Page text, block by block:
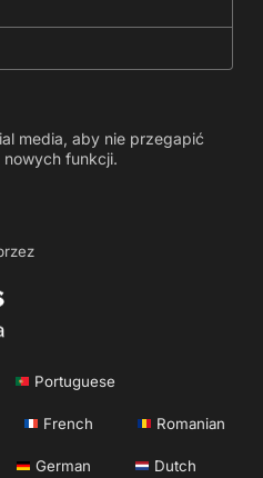
media, aby nie przegapić
funkcji.
Portuguese
French Romanian
German Dutch